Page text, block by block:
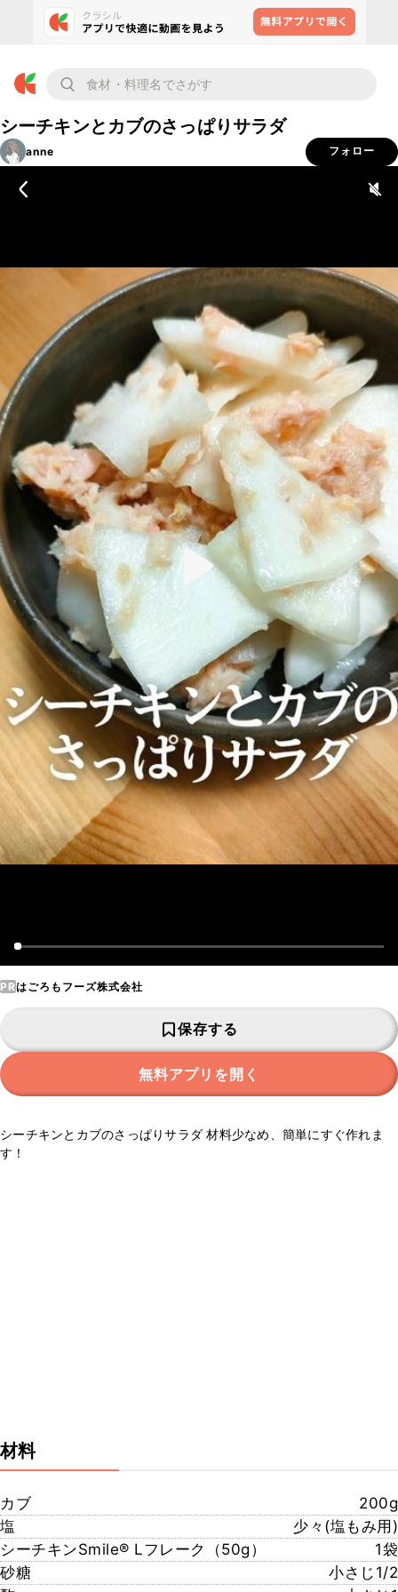
シーチキンとカブのさっぱりサラダ
anne フォロー
PRはごろもフーズ株式会社
保存する
無料アプリを開く
シーチキンとカブのさっぱりサラダ 材料少なめ、簡単にすぐ作れま
す！
材料
カブ
200g
塩
少々(塩もみ用)
シーチキンSmile®️ Lフレーク（50g）
1袋
砂糖
小さじ1/2